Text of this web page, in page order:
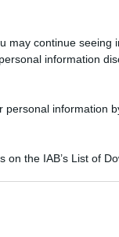
may continue seeing
information
personal information
the IAB’s List of
You may
un calo delle
vedere come i